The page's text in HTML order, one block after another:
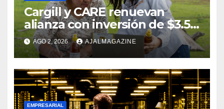
Cargill y CARE renuevan
alianza con inversión de $3.5
millones para el desarrollo de
mujeres rurales en
Centroamérica
AGO 2, 2026 AJALMAGAZINE
EMPRESARIAL